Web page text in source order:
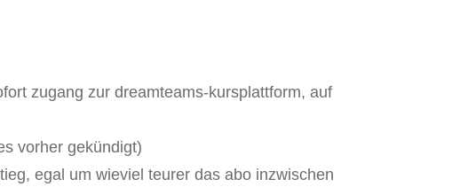
zugang zur dreamteams-kursplattform, auf
vorher gekündigt)
egal um wieviel teurer das abo inzwischen